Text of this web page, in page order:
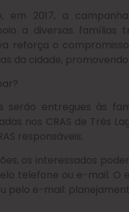
em 2017, a
a diversas famílias
reforça o
da cidade,
serão entregues às
nos CRAS de Três
responsáveis.
os interessados
telefone ou e-mail. O
pelo e-mail: